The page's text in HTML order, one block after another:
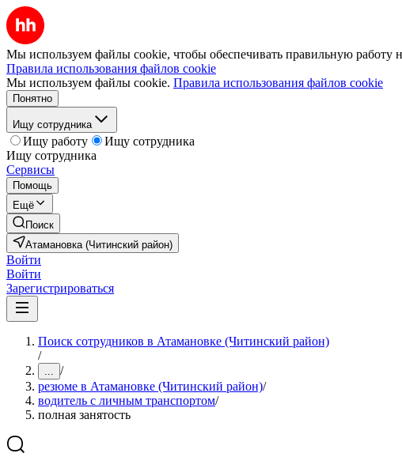
Мы используем файлы cookie, чтобы обеспечивать правильную работу
Правила использования файлов cookie
Мы используем файлы cookie. Правила использования файлов cookie
Понятно
Ищу сотрудника
Ищу работу
Ищу сотрудника
Ищу сотрудника
Сервисы
Помощь
Ещё
Поиск
Атамановка (Читинский район)
Войти
Войти
Зарегистрироваться
Поиск сотрудников в Атамановке (Читинский район)
/
... /
резюме в Атамановке (Читинский район)/
водитель с личным транспортом/
полная занятость